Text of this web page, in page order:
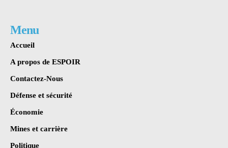
Menu
Accueil
A propos de ESPOIR
Contactez-Nous
Défense et sécurité
Économie
Mines et carrière
Politique